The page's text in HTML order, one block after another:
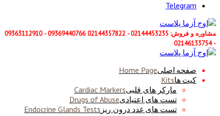
Telegram
مشاوره و فروش: 02144453235 - 02144357822 09369440766 - 09363112910
- 02146133754
صفحه اصلیHome Page
کیت هاKits
مارکر های قلبیCardiac Markers
تست های اعتیادیDrugs of Abuse
تست های غدد درون ریز Endocrine Glands Tests